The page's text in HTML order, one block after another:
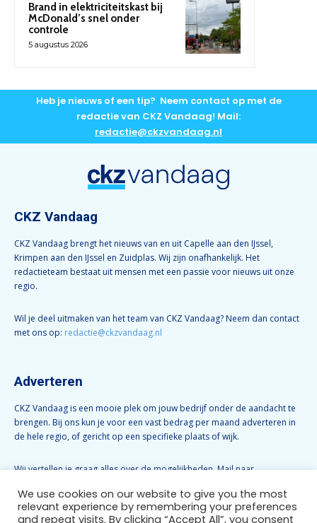
Brand in elektriciteitskast bij
McDonald’s snel onder
controle
5 augustus 2026
Heb je nieuws of een tip? Neem contact op met de
redactie van CKZ Vandaag! Mail:
redactie@ckzvandaag.nl
CKZ Vandaag
CKZ Vandaag brengt het nieuws van en uit Capelle aan den IJssel,
Krimpen aan den IJssel en Zuidplas. Wij zijn onafhankelijk. Het
redactieteam bestaat uit mensen met een passie voor nieuws uit onze
regio.
Wil je deel uitmaken van het team van CKZ Vandaag? Neem dan contact
met ons op: redactie@ckzvandaag.nl
Adverteren
CKZ Vandaag is een mooie plek om jouw bedrijf onder de aandacht te
brengen. Bij ons kun je voor een vast bedrag per maand adverteren in
de hele regio, of gericht op een specifieke plaats of wijk.
Wij vertellen je graag alles over de mogelijkheden. Mail naar
We use cookies on our website to give you the most
relevant experience by remembering your preferences
and repeat visits. By clicking “Accept All”, you consent